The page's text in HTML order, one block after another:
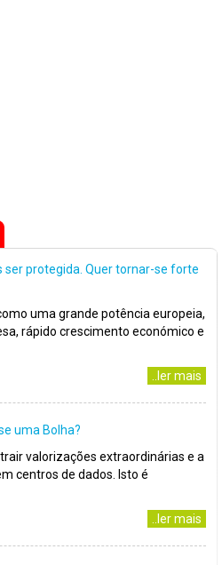
ser protegida. Quer tornar-se forte
uma grande potência europeia,
rápido crescimento económico e
..ler mais
uma Bolha?
valorizações extraordinárias e a
centros de dados. Isto é
..ler mais